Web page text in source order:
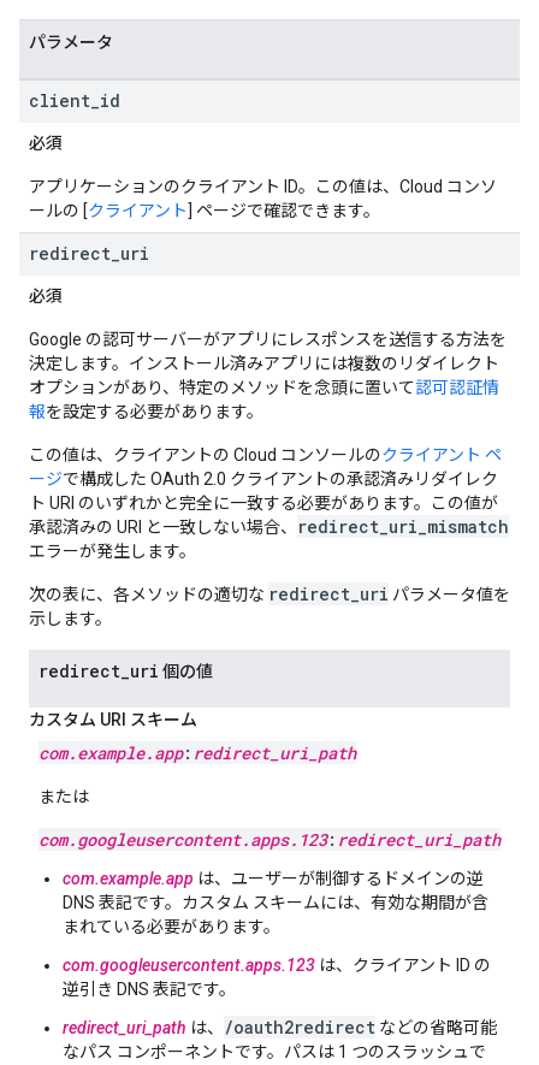
パラメータ
client id
必須
アプリケーションのクライアント ID。この値は、Cloud コンソ
ールの [クライアント] ページで確認できます。
redirect uri
必須
Google の認可サーバーがアプリにレスポンスを送信する方法を
決定します。インストール済みアプリには複数のリダイレクト
オプションがあり、特定のメソッドを念頭に置いて認可認証情
報を設定する必要があります。
この値は、クライアントの Cloud コンソールのクライアント ペ
ージで構成した OAuth 2.0 クライアントの承認済みリダイレク
ト URI のいずれかと完全に一致する必要があります。この値が
承認済みの URI と一致しない場合、
redirect_uri_mismatch
エラーが発生します。
次の表に、各メソッドの適切な redirect_uri パラメータ値を
示します。
redirect uri 個の値
カスタム URI スキーム
com.example.app: redirect_ uri path
または
com.googleusercontent.apps. 123: redirect_ uri path
com.example.app は、ユーザーが制御するドメインの逆
DNS 表記です。カスタム スキームには、有効な期間が含
まれている必要があります。
com.googleusercontent.apps.123 は、クライアント ID の
逆引き DNS 表記です。
redirect_uri_path は、 /oauth2redirect などの省略可能
なパス コンポーネントです。パスは 1 つのスラッシュで